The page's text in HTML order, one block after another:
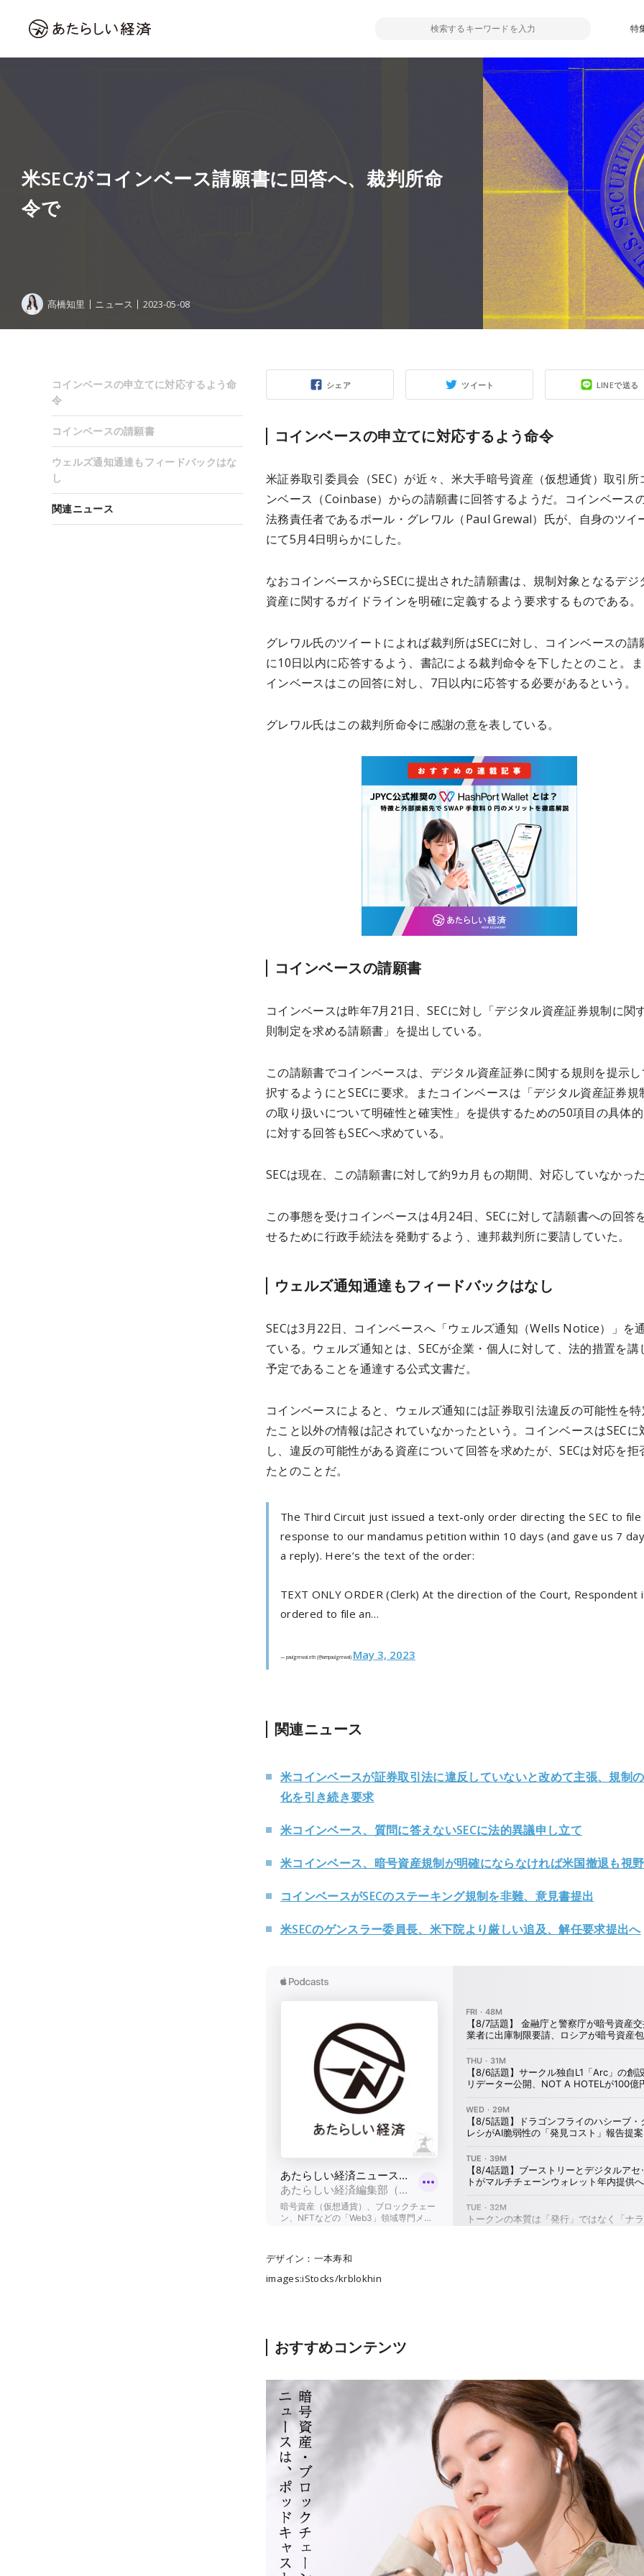
特
米SECがコインベース請願書に回答へ、裁判所命
令で
髙橋知里 ニュース 2023-05-08
シェア ツイート LINEで送る
コインベースの申立てに対応するよう命令
米証券取引委員会（SEC）が近々、米大手暗号資産（仮想通貨）取引所
ンベース（Coinbase） からの請願書に回答するようだ。コインベース
法務責任者であるポール・グレワル（Paul Grewal）氏が、自身のツイ
にて5月4日明らかにした。
なおコインベースからSECに提出された請願書は、規制対象となるデジ
資産に関するガイドラインを明確に定義するよう要求するものである。
グレワル氏のツイートによれば裁判所はSECに対し、コインベースの請
に10日以内に応答するよう、書記による裁判命令を下したとのこと。
インベースはこの回答に対し、7日以内に応答する必要があるという。
グレワル氏はこの裁判所命令に感謝の意を表している。
コインベースの請願書
コインベースは昨年7月21日、SECに対し「デジタル資産証券規制に関
則制定を求める請願書」を提出している。
この請願書でコインベースは、デジタル資産証券に関する規則を提示
択するようにとSECに要求。またコインベースは「デジタル資産証券規
の取り扱いについて明確性と確実性」を提供するための50項目の具体
に対する回答もSECへ求めている。
SECは現在、この請願書に対して約9カ月もの期間、対応していなかっ
この事態を受けコインベースは4月24日、SECに対して請願書への回答
せるために行政手続法を発動するよう、連邦裁判所に要請していた。
ウェルズ通知通達もフィードバックはなし
SECは3月22日、コインベースへ「ウェルズ通知（Wells Notice）」を
ている。ウェルズ通知とは、SECが企業・個人に対して、法的措置を講
予定であることを通達する公式文書だ。
コインベースによると、ウェルズ通知には証券取引法違反の可能性を
たこと以外の情報は記されていなかったという。コインベースはSECに
し、違反の可能性がある資産について回答を求めたが、SECは対応を拒
たとのことだ。
The Third Circuit just issued a text-only order directing the SEC to file
response to our mandamus petition within 10 days (and gave us 7
a reply). Here’s the text of the order:
TEXT ONLY ORDER (Clerk) At the direction of the Court, Respondent
ordered to file an…
— paulgrewal.eth (@iampaulgrewal) May 3, 2023
関連ニュース
米コインベースが証券取引法に違反していないと改めて主張、規制
化を引き続き要求
米コインベース、質問に答えないSECに法的異議申し立て
米コインベース、暗号資産規制が明確にならなければ米国撤退も視
コインベースがSECのステーキング規制を非難、意見書提出
米SECのゲンスラー委員長、米下院より厳しい追及、解任要求提出へ
デザイン：一本寿和
images:iStocks/krblokhin
おすすめコンテンツ
コインベースの申立てに対応するよう命
令
コインベースの請願書
ウェルズ通知通達もフィードバックはな
し
関連ニュース